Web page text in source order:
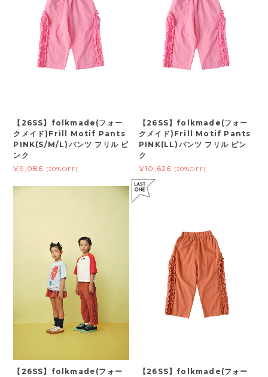
【26SS】folkmade(フォー
クメイド)Frill Motif Pants
PINK(S/M/L)パンツ フリル ピ
ンク
¥9,086 (30%OFF)
【26SS】folkmade(フォー
クメイド)Frill Motif Pants
PINK(LL)パンツ フリル ピン
ク
¥10,626 (30%OFF)
【26SS】folkmade(フォー
【26SS】folkmade(フォー